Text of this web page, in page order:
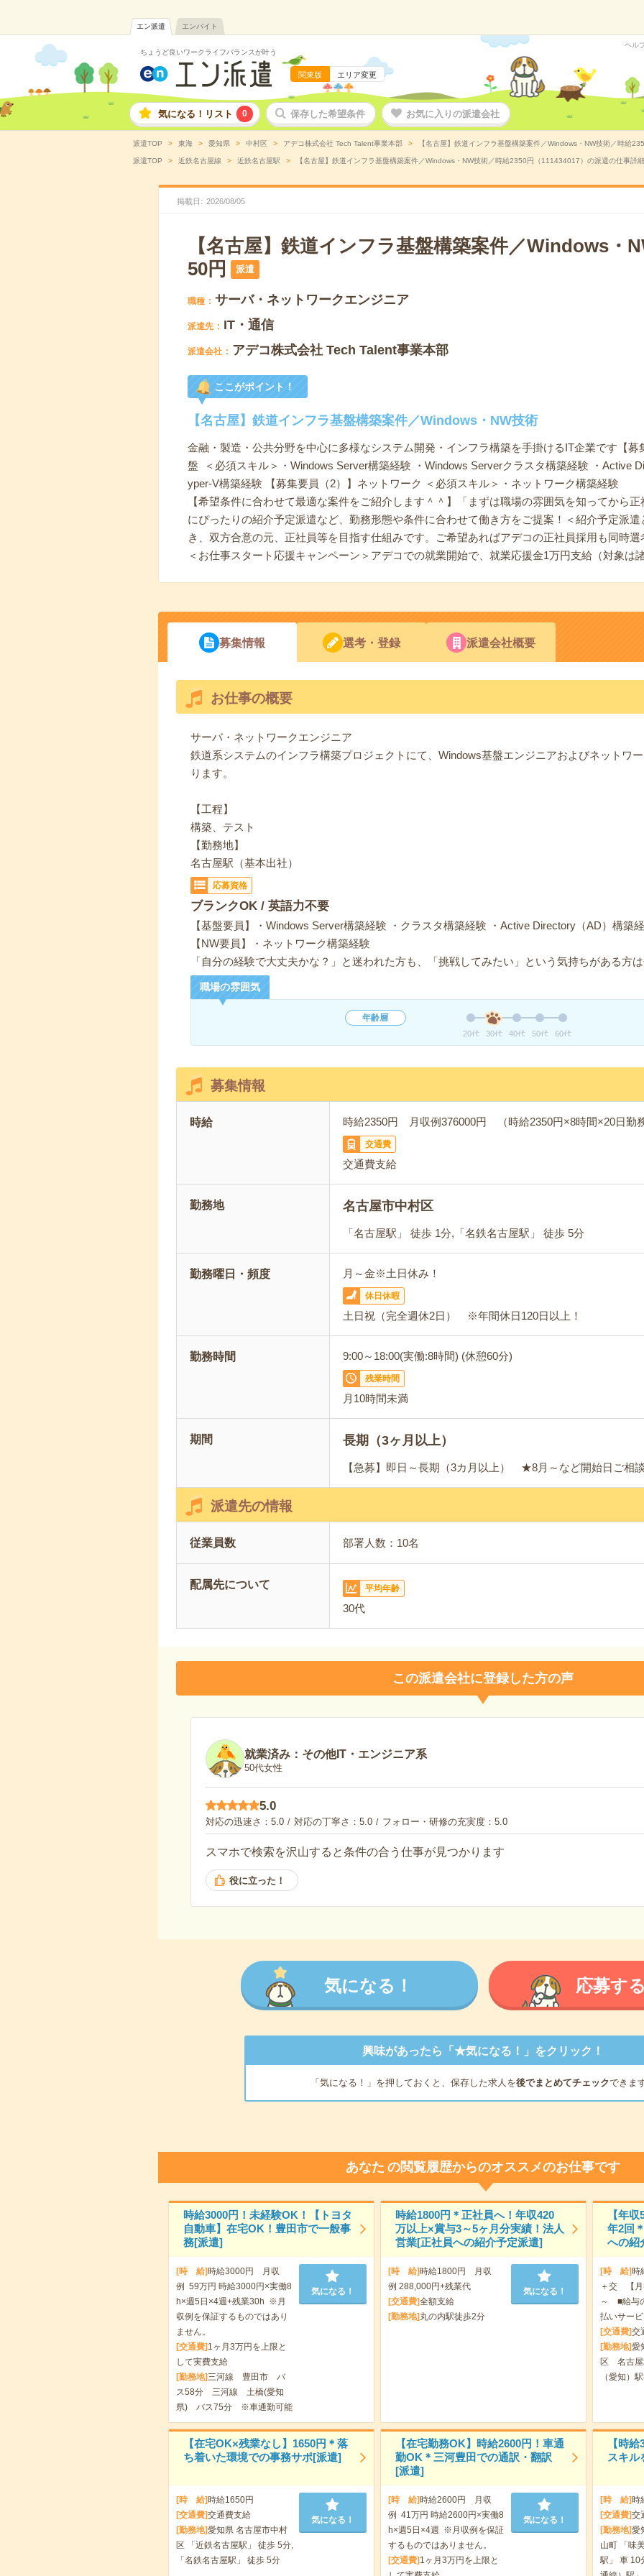
エン派遣 エンバイト
ちょうど良いワークライフバランスが叶う
関東版 エリア変更
ヘル
気になる！リスト 0 保存した希望条件 お気に入りの派遣会社
派遣TOP 東海 愛知県 中村区 アデコ株式会社 Tech Talent事業本部 【名古屋】鉄道インフラ基盤構築案件／Windows・NW技術／時給
派遣TOP 近鉄名古屋線 近鉄名古屋駅 【名古屋】鉄道インフラ基盤構築案件／Windows・NW技術／時給2350円（111434017）の派遣の仕事詳細
掲載日 2026/08/05
【名古屋】鉄道インフラ基盤構築案件／Windows・
50円
派遣
職種 サーバ・ネットワークエンジニア
派遣先 IT・通信
派遣会社 アデコ株式会社 Tech Talent事業本部
ここがポイント！
【名古屋】鉄道インフラ基盤構築案件／Windows・NW技術
金融・製造・公共分野を中心に多様なシステム開発・インフラ構築を手掛けるIT企業です【募
盤 ＜必須スキル＞・Windows Server構築経験 ・Windows Serverクラスタ構築経験 ・Active
yper-V構築経験 【募集要員（2）】ネットワーク ＜必須スキル＞・ネットワーク構築経験
【希望条件に合わせて最適な案件をご紹介します＾＾】「まずは職場の雰囲気を知ってから
にぴったりの紹介予定派遣など、勤務形態や条件に合わせて働き方をご提案！＜紹介予定派
き、双方合意の元、正社員等を目指す仕組みです。ご希望あればアデコの正社員採用も同時選
＜お仕事スタート応援キャンペーン＞アデコでの就業開始で、就業応援金1万円支給（対象は諸
募集情報 選考・登録 派遣会社概要
お仕事の概要
サーバ・ネットワークエンジニア
鉄道系システムのインフラ構築プロジェクトにて、Windows基盤エンジニアおよびネットワ
ります。
【工程】
構築、テスト
【勤務地】
名古屋駅（基本出社）
応募資格
ブランクOK / 英語力不要
【基盤要員】・Windows Server構築経験 ・クラスタ構築経験 ・Active Directory（AD）構築
【NW要員】・ネットワーク構築経験
「自分の経験で大丈夫かな？」と迷われた方も、「挑戦してみたい」という気持ちがある方は
職場の雰囲気
年齢層
20代 30代 40代 50代 60代
募集情報
時給 時給2350円 月収例376000円 （時給2350円×8時間×20日勤務
交通費
交通費支給
勤務地 名古屋市中村区
「名古屋駅」 徒歩 1分,「名鉄名古屋駅」 徒歩 5分
勤務曜日・頻度 月～金※土日休み！
休日休暇
土日祝（完全週休2日） ※年間休日120日以上！
勤務時間 9:00～18:00(実働:8時間) (休憩60分)
残業時間
月10時間未満
期間 長期（3ヶ月以上）
【急募】即日～長期（3カ月以上） ★8月～など開始日ご相談
派遣先の情報
従業員数 部署人数：10名
配属先について 平均年齢
30代
この派遣会社に登録した方の声
就業済み：その他IT・エンジニア系
50代女性
5.0
対応の迅速さ 5.0 対応の丁寧さ 5.0 フォロー・研修の充実度 5.0
スマホで検索を沢山すると条件の合う仕事が見つかります
役に立った！
気になる！ 応募する
興味があったら「★気になる！」をクリック！
「気になる！」を押しておくと、保存した求人を後でまとめてチェックできま
あなた の閲覧履歴からのオススメのお仕事です
時給3000円！未経験OK！【トヨタ
自動車】在宅OK！豊田市で一般事
務[派遣]
[時 給]時給3000円 月収
例 59万円 時給3000円×実働8
h×週5日×4週+残業30h ※月
収例を保証するものではあり
ません。
[交通費] 1ヶ月3万円を上限と
して実費支給
[勤務地]三河線 豊田市 バ
ス58分 三河線 土橋(愛知
県) バス75分 ※車通勤可能
気になる！
時給1800円＊正社員へ！年収420
万以上×賞与3～5ヶ月分実績！法人
営業[正社員への紹介予定派遣]
[時 給]時給1800円 月収
例 288,000円+残業代
[交通費]全額支給
[勤務地] 丸の内駅徒歩2分
気になる！
【年
年2回
への紹
[時 給]時
＋交 【月
～ ■給与
払いサービ
[交通費]交
[勤務地]愛
区 名古屋
（愛知）
【在宅OK×残業なし】1650円＊落
ち着いた環境での事務サポ[派遣]
[時 給]時給1650円
[交通費]交通費支給
[勤務地]愛知県 名古屋市中村
区 「近鉄名古屋駅」 徒歩 5分,
「名鉄名古屋駅」 徒歩 5分
気になる！
【在宅勤務OK】時給2600円！車通
勤OK＊三河豊田での通訳・翻訳
[派遣]
[時 給]時給2600円 月収
例 41万円 時給2600円×実働8
h×週5日×4週 ※月収例を保証
するものではありません。
[交通費] 1ヶ月3万円を上限と
気になる！
【時
スキル
[時 給]時
[交通費]交
[勤務地]愛
山町 「味
駅」 車 10